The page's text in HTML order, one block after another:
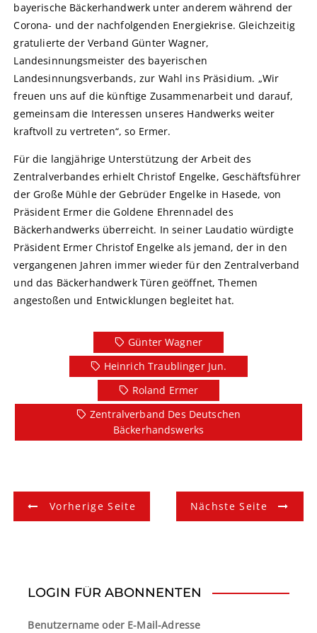
bayerische Bäckerhandwerk unter anderem während der
Corona- und der nachfolgenden Energiekrise. Gleichzeitig
gratulierte der Verband Günter Wagner,
Landesinnungsmeister des bayerischen
Landesinnungsverbands, zur Wahl ins Präsidium. „Wir
freuen uns auf die künftige Zusammenarbeit und darauf,
gemeinsam die Interessen unseres Handwerks weiter
kraftvoll zu vertreten“, so Ermer.
Für die langjährige Unterstützung der Arbeit des
Zentralverbandes erhielt Christof Engelke, Geschäftsführer
der Große Mühle der Gebrüder Engelke in Hasede, von
Präsident Ermer die Goldene Ehrennadel des
Bäckerhandwerks überreicht. In seiner Laudatio würdigte
Präsident Ermer Christof Engelke als jemand, der in den
vergangenen Jahren immer wieder für den Zentralverband
und das Bäckerhandwerk Türen geöffnet, Themen
angestoßen und Entwicklungen begleitet hat.
Günter Wagner
Heinrich Traublinger Jun.
Roland Ermer
Zentralverband Des Deutschen
Bäckerhandswerks
B
Vorherige Seite Nächste Seite
LOGIN FÜR ABONNENTEN
Benutzername oder E-Mail-Adresse